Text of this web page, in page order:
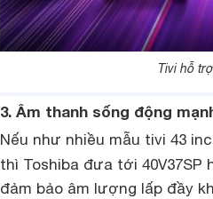
Tivi hỗ
3. Âm thanh sống động
Nếu như nhiều mẫu tivi 43
thì Toshiba đưa tới
đảm bảo âm lượng lấp đầy